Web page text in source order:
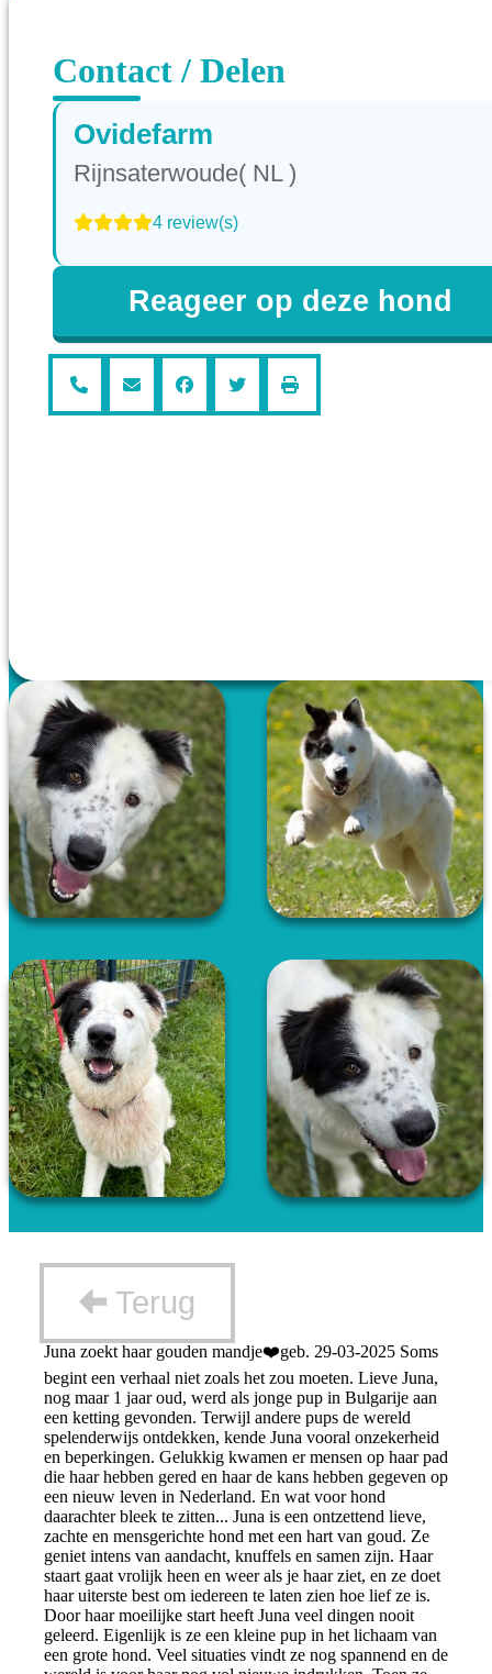
Contact / Delen
Ovidefarm
Rijnsaterwoude( NL )
4 review(s)
Reageer op deze hond
Terug
Juna zoekt haar gouden mandje❤️geb. 29-03-2025 Soms
begint een verhaal niet zoals het zou moeten. Lieve Juna,
nog maar 1 jaar oud, werd als jonge pup in Bulgarije aan
een ketting gevonden. Terwijl andere pups de wereld
spelenderwijs ontdekken, kende Juna vooral onzekerheid
en beperkingen. Gelukkig kwamen er mensen op haar pad
die haar hebben gered en haar de kans hebben gegeven op
een nieuw leven in Nederland. En wat voor hond
daarachter bleek te zitten... Juna is een ontzettend lieve,
zachte en mensgerichte hond met een hart van goud. Ze
geniet intens van aandacht, knuffels en samen zijn. Haar
staart gaat vrolijk heen en weer als je haar ziet, en ze doet
haar uiterste best om iedereen te laten zien hoe lief ze is.
Door haar moeilijke start heeft Juna veel dingen nooit
geleerd. Eigenlijk is ze een kleine pup in het lichaam van
een grote hond. Veel situaties vindt ze nog spannend en de